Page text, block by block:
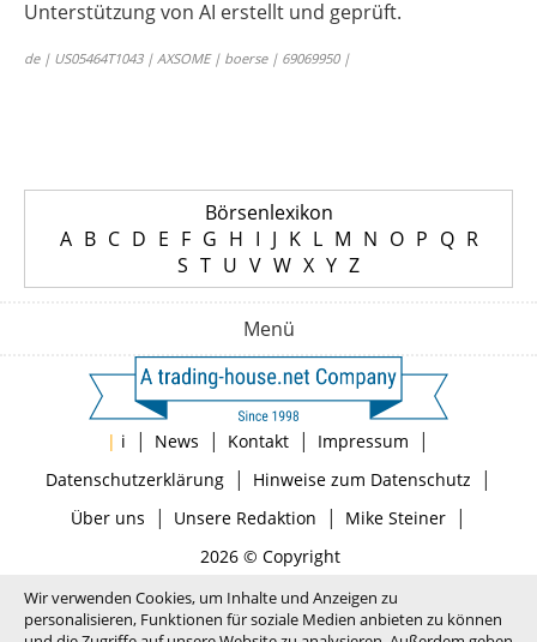
Unterstützung von AI erstellt und geprüft.
de | US05464T1043 | AXSOME | boerse | 69069950 |
Börsenlexikon
A B C D E F G H I J K L M N O P Q R
S T U V W X Y Z
Menü
| i | News | Kontakt | Impressum |
Datenschutzerklärung| Hinweise zum Datenschutz |
Über uns | Unsere Redaktion | Mike Steiner|
2026 © Copyright
Wir verwenden Cookies, um Inhalte und Anzeigen zu
personalisieren, Funktionen für soziale Medien anbieten zu können